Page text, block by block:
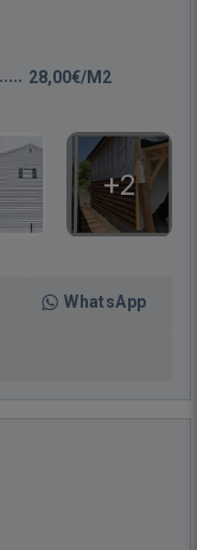
28,00€/M2
+2
WhatsApp